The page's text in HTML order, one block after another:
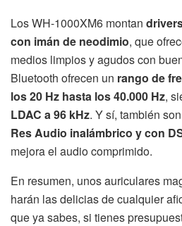
Los WH-1000XM6 montan
con imán de neodimio, que
medios limpios y agudos con
Bluetooth ofrecen un rango de
los 20 Hz hasta los 40.000 Hz,
LDAC a 96 kHz. Y sí, también son
Res Audio inalámbrico y con
mejora el audio comprimido.
En resumen, unos auriculares
harán las delicias de cualquier
que ya sabes, si tienes